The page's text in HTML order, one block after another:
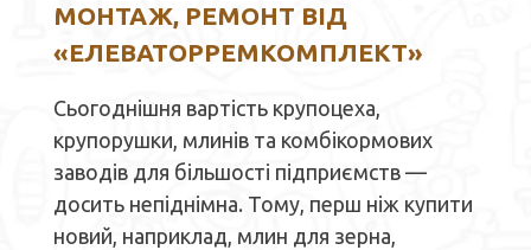
МОНТАЖ, РЕМОНТ ВІД
«ЕЛЕВАТОРРЕМКОМПЛЕКТ»
Сьогоднішня вартість крупоцеха,
крупорушки, млинів та комбікормових
заводів для більшості підприємств —
досить непіднімна. Тому, перш ніж купити
новий, наприклад, млин для зерна,